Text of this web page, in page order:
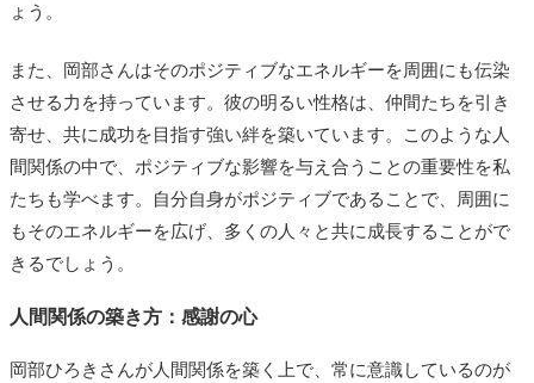
ょう。
また、岡部さんはそのポジティブなエネルギーを周囲にも伝染
させる力を持っています。彼の明るい性格は、仲間たちを引き
寄せ、共に成功を目指す強い絆を築いています。このような人
間関係の中で、ポジティブな影響を与え合うことの重要性を私
たちも学べます。自分自身がポジティブであることで、周囲に
もそのエネルギーを広げ、多くの人々と共に成長することがで
きるでしょう。
人間関係の築き方：感謝の心
岡部ひろきさんが人間関係を築く上で、常に意識しているのが